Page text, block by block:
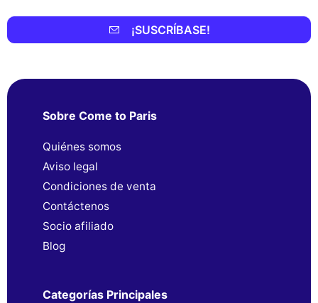
¡SUSCRÍBASE!
Sobre Come to Paris
Quiénes somos
Aviso legal
Condiciones de venta
Contáctenos
Socio afiliado
Blog
Categorías Principales